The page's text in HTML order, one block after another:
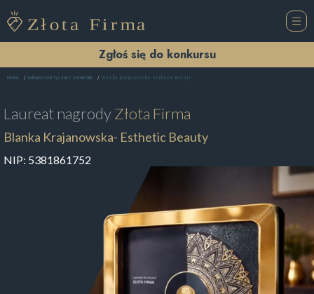
Zgłoś się do konkursu
Home Salon Kosmetyczny Czemierniki Blanka Krajanowska- Esthetic Beauty
Laureat nagrodyZłota Firma
Blanka Krajanowska- Esthetic Beauty
NIP: 5381861752